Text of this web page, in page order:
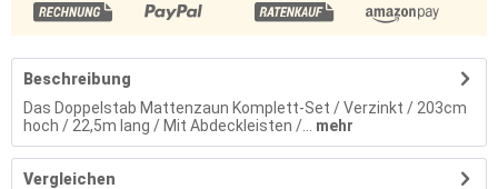
Beschreibung
Das Doppelstab Mattenzaun Komplett-Set / Verzinkt / 203cm
hoch / 22,5m lang / Mit Abdeckleisten /...
mehr
Vergleichen